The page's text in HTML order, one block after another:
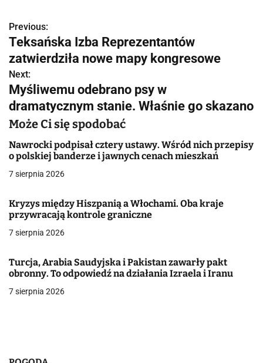
N
a
w
i
g
a
c
a
w
i
s
Previous:
Teksańska Izba Reprezentantów
zatwierdziła nowe mapy kongresowe
Next:
Myśliwemu odebrano psy w
dramatycznym stanie. Właśnie go skazano
Może Ci się spodobać
Nawrocki podpisał cztery ustawy. Wśród nich przepisy
o polskiej banderze i jawnych cenach mieszkań
7 sierpnia 2026
Kryzys między Hiszpanią a Włochami. Oba kraje
przywracają kontrole graniczne
7 sierpnia 2026
Turcja, Arabia Saudyjska i Pakistan zawarły pakt
obronny. To odpowiedź na działania Izraela i Iranu
7 sierpnia 2026